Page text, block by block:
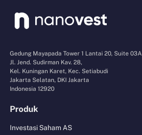
Gedung Mayapada Tower 1 Lantai 20, Suite 03A
Jl. Jend. Sudirman Kav. 28,
Kel. Kuningan Karet, Kec. Setiabudi
Jakarta Selatan, DKI Jakarta
Indonesia 12920
Produk
Investasi Saham AS